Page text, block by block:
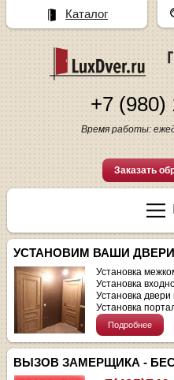
+7 (980)
Время работы:
Заказать
УСТАНОВИМ ВАШИ
Установка
Установка
Установка двери
Установка
Подробнее
ВЫЗОВ ЗАМЕРЩИКА -
Каталог